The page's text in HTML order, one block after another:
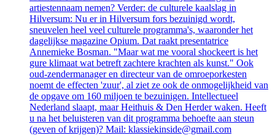
artiestennaam nemen? Verder: de culturele kaalslag in
Hilversum: Nu er in Hilversum fors bezuinigd wordt,
sneuvelen heel veel culturele programma's, waaronder het
dagelijkse magazine Opium. Dat raakt presentatrice
Annemieke Bosman. "Maar wat me vooral shockeert is het
gure klimaat wat betreft zachtere krachten als kunst." Ook
oud-zendermanager en directeur van de omroeporkesten
noemt de effecten 'zuur', al ziet ze ook de onmogelijkheid van
de opgave om 160 miljoen te bezuinigen. Intellectueel
Nederland slaapt, maar Heithuis & Den Herder waken. Heeft
u na het beluisteren van dit programma behoefte aan steun
(geven of krijgen)? Mail: klassiekinside@gmail.com